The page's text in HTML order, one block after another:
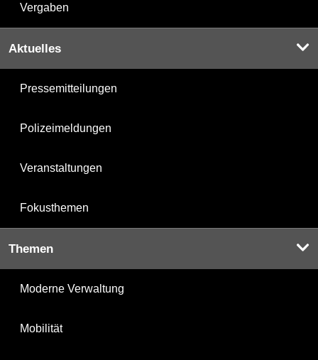
Vergaben
Aktuelles
Pressemitteilungen
Polizeimeldungen
Veranstaltungen
Fokusthemen
Themen
Moderne Verwaltung
Mobilität